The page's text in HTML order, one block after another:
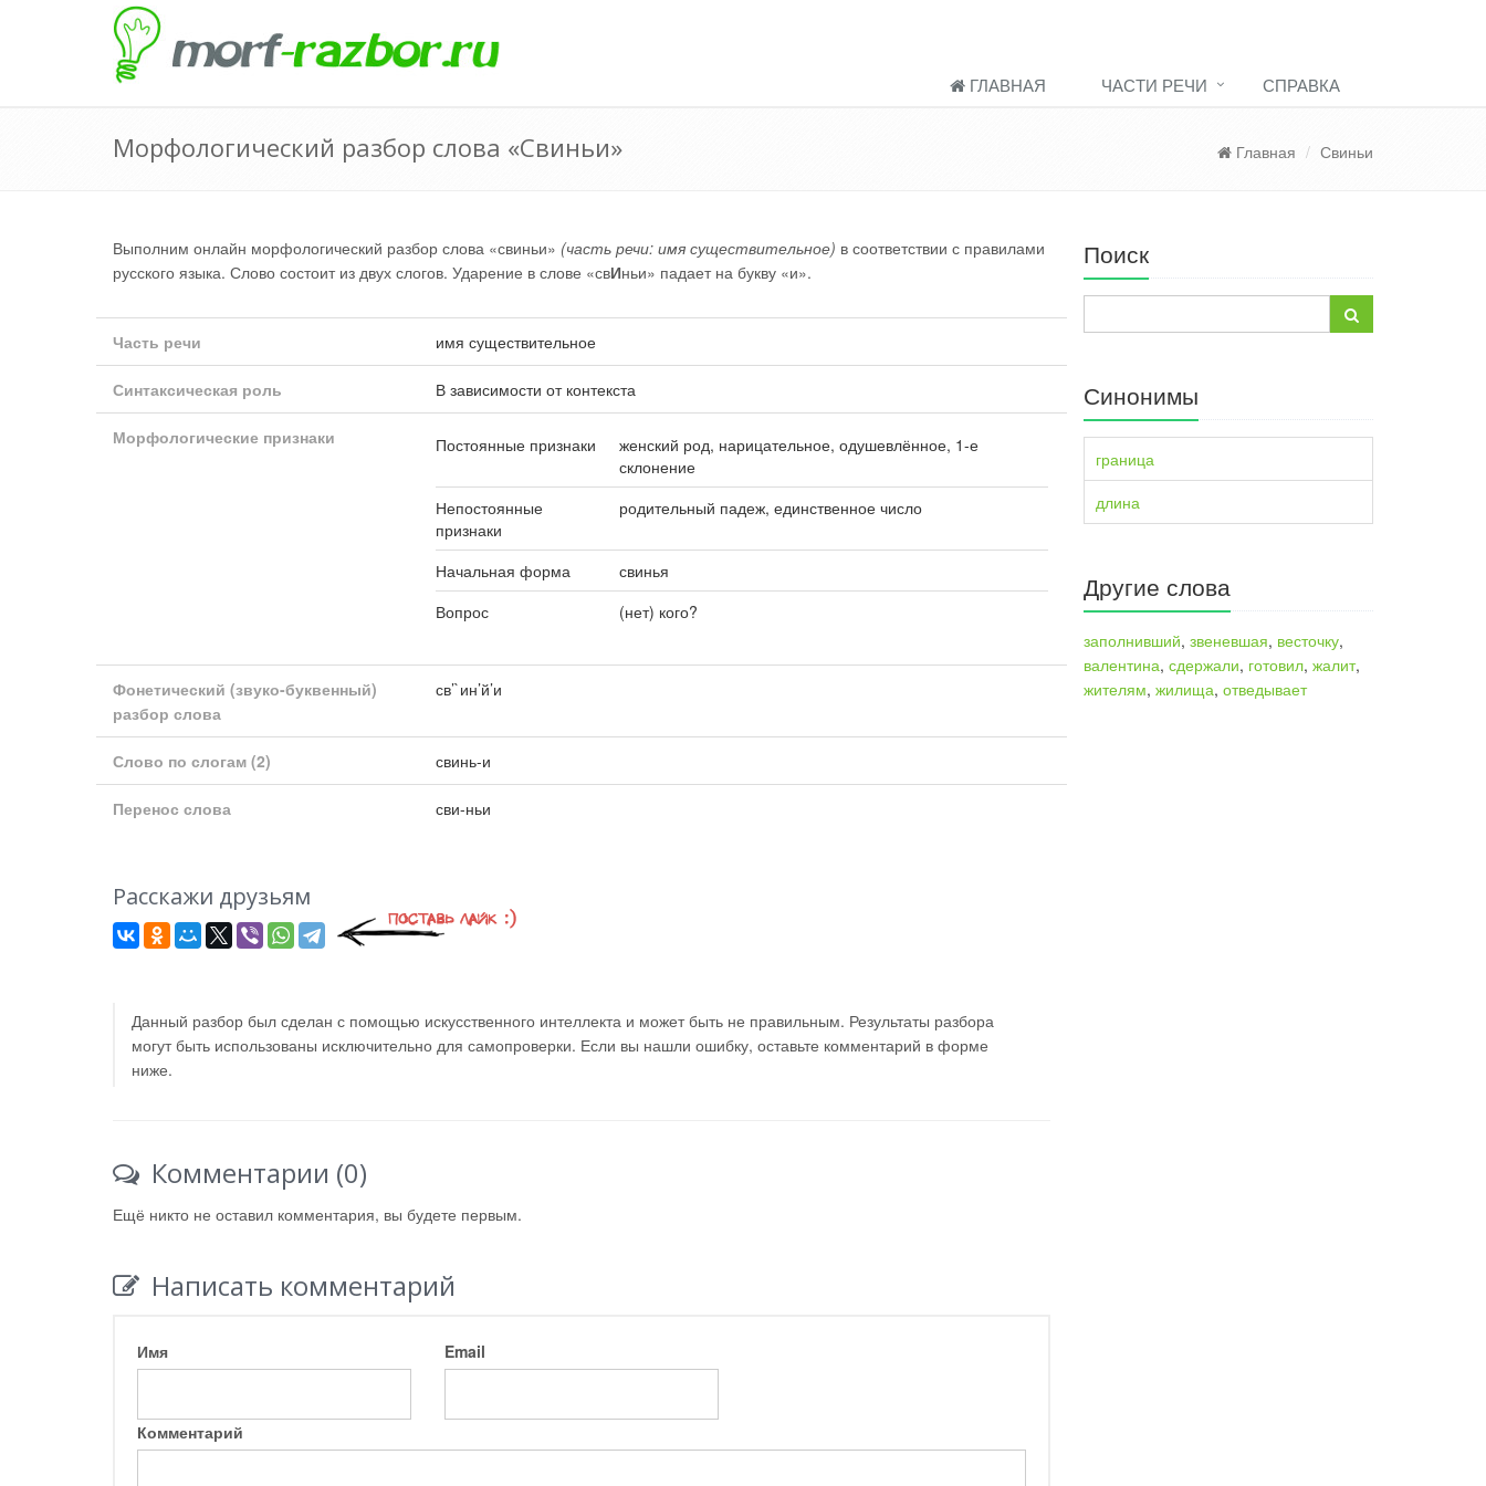
ГЛАВНАЯ ЧАСТИ РЕЧИ СПРАВКА
Морфологический разбор слова «Свиньи» Главная Свиньи
Выполним онлайн морфологический разбор слова «свиньи» (часть речи: имя существительное) в соответствии с правилами
русского языка. Слово состоит из двух слогов. Ударение в слове «свИньи» падает на букву «и».
Часть речи имя существительное
Синтаксическая роль В зависимости от контекста
Морфологические признаки Постоянные признаки
женский род, нарицательное, одушевлённое, 1-е
склонение
Непостоянные
признаки
родительный падеж, единственное число
Начальная форма
свинья
Вопрос
(нет) кого?
Фонетический (звуко-буквенный)
разбор слова
св’`ин’й’и
Слово по слогам (2) свинь-и
Перенос слова сви-ньи
Расскажи друзьям
Данный разбор был сделан с помощью искусственного интеллекта и может быть не правильным. Результаты разбора
могут быть использованы исключительно для самопроверки. Если вы нашли ошибку, оставьте комментарий в форме
ниже.
Комментарии (0)
Ещё никто не оставил комментария, вы будете первым.
Написать комментарий
Имя Email
Комментарий
Поиск
Синонимы
граница
длина
Другие слова
заполнивший, звеневшая, весточку,
валентина, сдержали, готовил, жалит,
жителям, жилища, отведывает